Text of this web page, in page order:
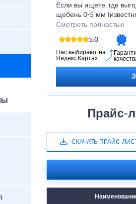
Если вы ищете, где
щебень 0-5 мм
обратите внимание на
строительных
Мы реализуем щебень
известняковый
розницу напрямую из
менеджер, который
поможет с расчетом
В нашем прайс-листе
виды щебня различных
Смотреть полностью
5.0
Нас выбирают на
Яндекс.Картах
Прайс-
СКАЧАТЬ ПРАЙС-